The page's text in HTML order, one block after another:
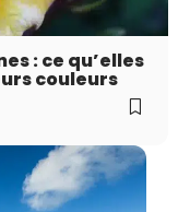
: ce qu’elles
couleurs